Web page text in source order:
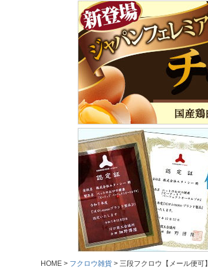
HOME フクロウ雑貨 三段フクロウ【メール便可】